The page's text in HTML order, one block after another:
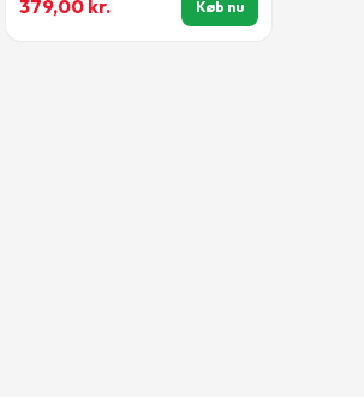
379,00 kr. Køb nu